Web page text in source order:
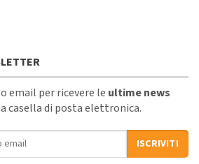
email per ricevere le ultime news
casella di posta elettronica.
ISCRIVITI